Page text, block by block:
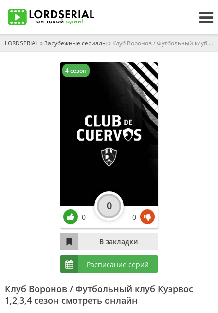
LORDSERIAL»Зарубежные сериалы» Клуб Воронов / Футбольный клуб Куэрвос
Клуб Воронов / Футбольный клуб Куэрвос
1,2,3,4 сезон смотреть онлайн
4 сезон
0
0
0
Расписание серий